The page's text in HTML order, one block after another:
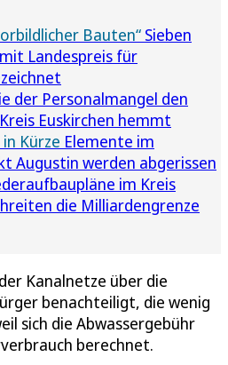
Bauten“ Sieben
Landespreis für
der Personalmangel den
Euskirchen hemmt
Kürze Elemente im
Augustin werden abgerissen
im Kreis
die Milliardengrenze
Kanalnetze über die
benachteiligt, die wenig
sich die Abwassergebühr
berechnet.